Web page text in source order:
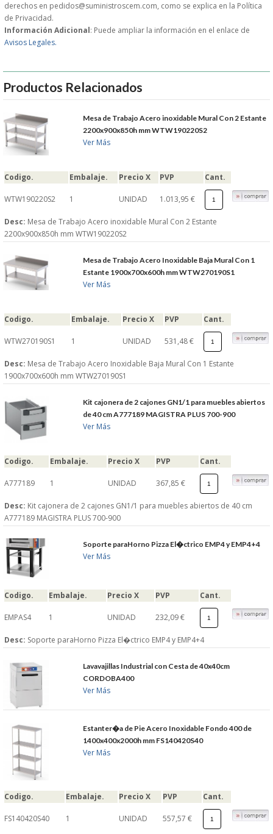
CONDICIONES DE COMPRA
GARANTIAS Y
DEVOLUCIONES
AVISO LEGAL
POL�TICA DE PRIVACIDAD
BLOG
FACEBOOK
TWITTER
© 2026 SUMINISTROSCEM
TODOS LOS DERECHOS RESERVADOS
derechos en pedidos@suministroscem.com, como se explica en la Política
de Privacidad.
Información Adicional: Puede ampliar la información en el enlace de
Avisos Legales.
Productos Relacionados
Mesa de Trabajo Acero inoxidable Mural Con 2 Estante
2200x900x850h mm WTW190220S2
Ver Más
Codigo. Embalaje. Precio X PVP Cant.
WTW190220S2 1 UNIDAD 1.013,95 €
Desc: Mesa de Trabajo Acero inoxidable Mural Con 2 Estante
2200x900x850h mm WTW190220S2
Mesa de Trabajo Acero Inoxidable Baja Mural Con 1
Estante 1900x700x600h mm WTW270190S1
Ver Más
Codigo. Embalaje. Precio X PVP Cant.
WTW270190S1 1 UNIDAD 531,48 €
Desc: Mesa de Trabajo Acero Inoxidable Baja Mural Con 1 Estante
1900x700x600h mm WTW270190S1
Kit cajonera de 2 cajones GN1/1 para muebles abiertos
de 40 cm A777189 MAGISTRA PLUS 700-900
Ver Más
Codigo. Embalaje. Precio X PVP Cant.
A777189 1 UNIDAD 367,85 €
Desc: Kit cajonera de 2 cajones GN1/1 para muebles abiertos de 40 cm
A777189 MAGISTRA PLUS 700-900
Soporte paraHorno Pizza El�ctrico EMP4 y EMP4+4
Ver Más
Codigo. Embalaje. Precio X PVP Cant.
EMPAS4 1 UNIDAD 232,09 €
Desc: Soporte paraHorno Pizza El�ctrico EMP4 y EMP4+4
Lavavajillas Industrial con Cesta de 40x40cm
CORDOBA400
Ver Más
Estanter�a de Pie Acero Inoxidable Fondo 400 de
1400x400x2000h mm FS140420S40
Ver Más
Codigo. Embalaje. Precio X PVP Cant.
FS140420S40 1 UNIDAD 557,57 €